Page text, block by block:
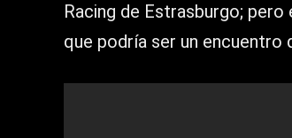
Racing de Estrasburgo;
que podría ser un encuentro